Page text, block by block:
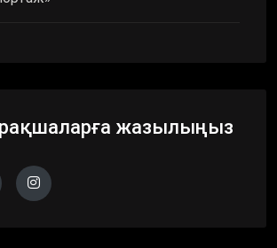
жазылыңыз